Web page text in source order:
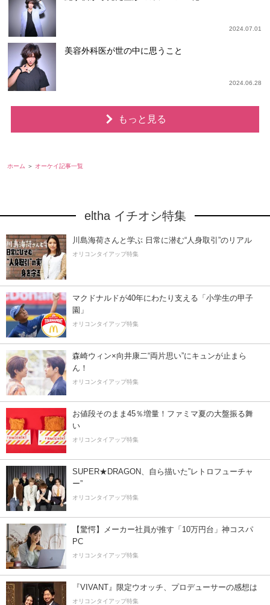
2024.07.01
美容外科医が世の中に思うこと
2024.06.28
もっと見る
ホーム オーケイ記事一覧
eltha イチオシ特集
川島海荷さんと学ぶ 日常に潜む“人身取引”のリアル
オリコンタイアップ特集
マクドナルドが40年にわたり支える「小学生の甲子
園」
オリコンタイアップ特集
森崎ウィン×向井康二“両片思い”にキュンが止まら
ん！
オリコンタイアップ特集
お値段そのまま45％増量！ファミマ夏の大盤振る舞
い
オリコンタイアップ特集
SUPER★DRAGON、自ら描いた”レトロフューチャ
ー”
オリコンタイアップ特集
【驚愕】メーカー社員が推す「10万円台」神コスパ
PC
オリコンタイアップ特集
『VIVANT』限定ウオッチ、プロデューサーの感想は
オリコンタイアップ特集